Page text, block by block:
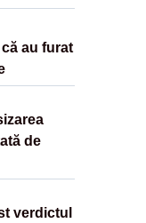
au furat
de
verdictul